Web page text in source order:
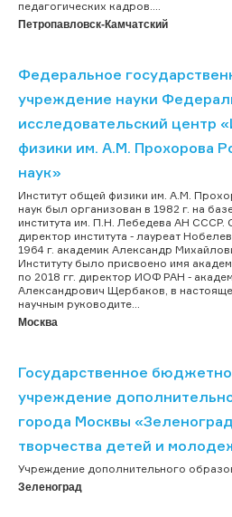
педагогических кадров....
Петропавловск-Камчатский
Федеральное
учреждение науки
исследовательский центр
физики им. А.М. Прохорова
наук»
Институт общей физики им. А.М.
наук был организован в 1982 г. на
института им. П.Н. Лебедева АН СССР.
директор института - лауреат
1964 г. академик Александр
Институту было присвоено имя
по 2018 гг. директор ИОФ РАН -
Александрович Щербаков, в
научным руководите...
Москва
Государственное
учреждение
города Москвы
творчества детей и
Учреждение дополнительного
Зеленоград